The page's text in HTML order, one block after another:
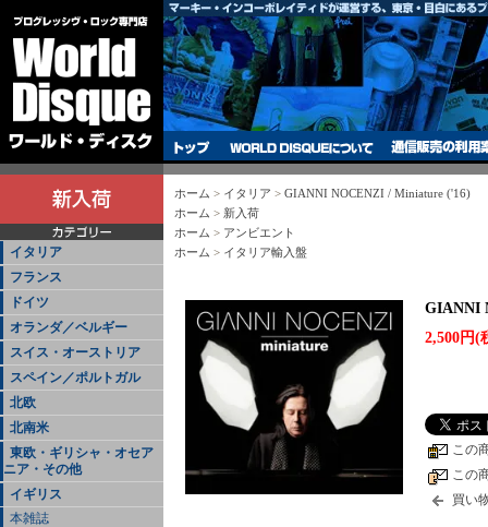
イタリア
フランス
ドイツ
オランダ／ベルギー
スイス・オーストリア
スペイン／ポルトガル
北欧
北南米
東欧・ギリシャ・オセア
ニア・その他
イギリス
本雑誌
ホーム > イタリア > GIANNI NOCENZI / Miniature ('16)
ホーム > 新入荷
ホーム > アンビエント
ホーム > イタリア輸入盤
GIANNI
2,500円(
この
この
買い